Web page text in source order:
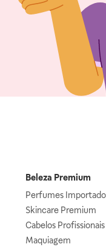
Beleza Premium
Perfumes
Skincare Premium
Cabelos Profissionais
Maquiagem